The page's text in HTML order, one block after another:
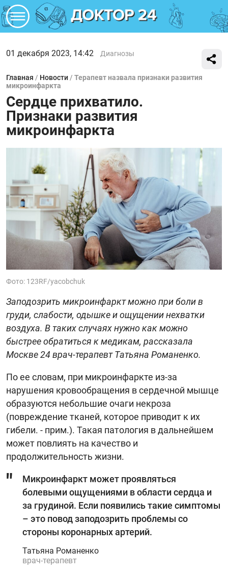
01 декабря 2023, 14:42 Диагнозы
Главная / Новости / Терапевт назвала признаки развития
микроинфаркта
Сердце прихватило.
Признаки развития
микроинфаркта
Фото: 123RF/yacobchuk
Заподозрить микроинфаркт можно при боли в
груди, слабости, одышке и ощущении нехватки
воздуха. В таких случаях нужно как можно
быстрее обратиться к медикам, рассказала
Москве 24 врач-терапевт Татьяна Романенко.
По ее словам, при микроинфаркте из-за
нарушения кровообращения в сердечной мышце
образуются небольшие очаги некроза
(повреждение тканей, которое приводит к их
гибели. - прим.). Такая патология в дальнейшем
может повлиять на качество и
продолжительность жизни.
Микроинфаркт может проявляться
болевыми ощущениями в области сердца и
за грудиной. Если появились такие симптомы
– это повод заподозрить проблемы со
стороны коронарных артерий.
Татьяна Романенко
врач-терапевт